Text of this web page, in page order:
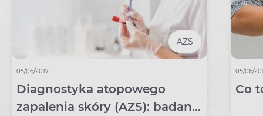
AZS
05/06/2017
Diagnostyka atopowego
zapalenia skóry (AZS): badania
05/06/
Co